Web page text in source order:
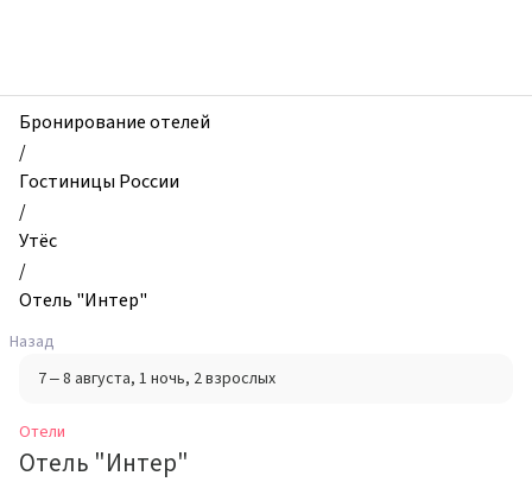
Отель
"Интер",
Утёс,
Россия
Бронирование отелей
/
Гостиницы России
/
Утёс
/
Отель "Интер"
Назад
7 – 8 августа, 1 ночь, 2 взрослых
Отели
Отель "Интер"